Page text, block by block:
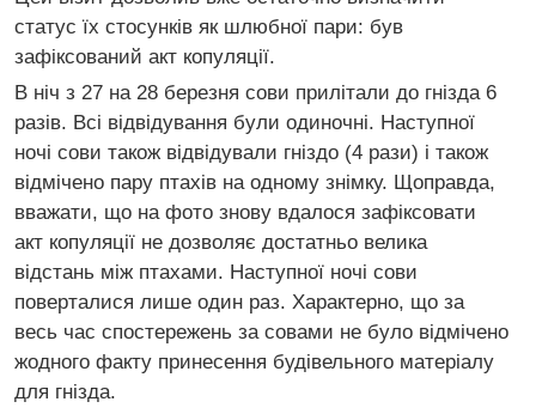
статус їх стосунків як шлюбної пари: був
зафіксований акт копуляції.
В ніч з 27 на 28 березня сови прилітали до гнізда 6
разів. Всі відвідування були одиночні. Наступної
ночі сови також відвідували гніздо (4 рази) і також
відмічено пару птахів на одному знімку. Щоправда,
вважати, що на фото знову вдалося зафіксовати
акт копуляції не дозволяє достатньо велика
відстань між птахами. Наступної ночі сови
поверталися лише один раз. Характерно, що за
весь час спостережень за совами не було відмічено
жодного факту принесення будівельного матеріалу
для гнізда.